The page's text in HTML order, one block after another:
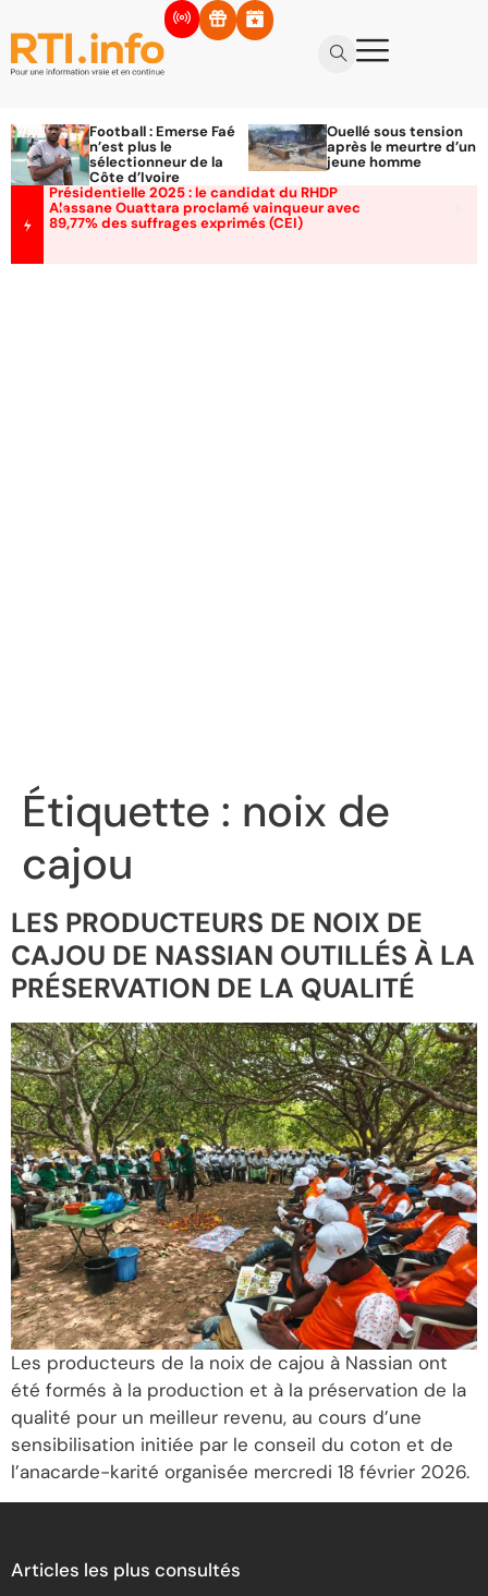
Football : Emerse Faé
n’est plus le
sélectionneur de la
Côte d’Ivoire
Ouellé sous tension
après le meurtre d’un
jeune homme
Présidentielle 2025 : le candidat du RHDP
Alassane Ouattara proclamé vainqueur avec
89,77% des suffrages exprimés (CEI)
Étiquette : noix de
cajou
LES PRODUCTEURS DE NOIX DE
CAJOU DE NASSIAN OUTILLÉS À LA
PRÉSERVATION DE LA QUALITÉ
Les producteurs de la noix de cajou à Nassian ont
été formés à la production et à la préservation de la
qualité pour un meilleur revenu, au cours d’une
sensibilisation initiée par le conseil du coton et de
l’anacarde-karité organisée mercredi 18 février 2026.
Articles les plus consultés